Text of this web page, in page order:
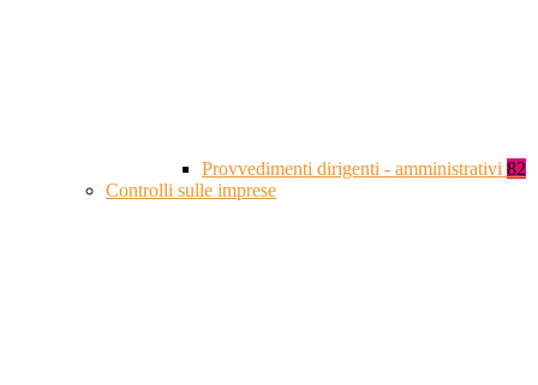
Provvedimenti dirigenti - amministrativi 82
Controlli sulle imprese